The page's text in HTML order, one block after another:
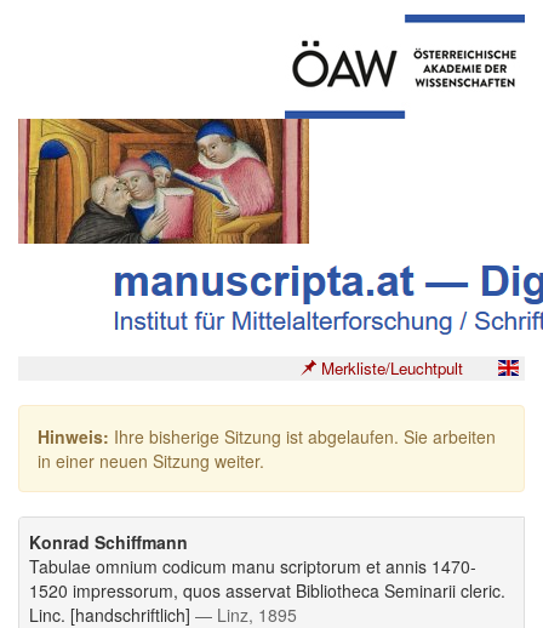
Merkliste/Leuchtpult
Hinweis: Ihre bisherige Sitzung ist abgelaufen. Sie arbeiten
in einer neuen Sitzung weiter.
Konrad Schiffmann
Tabulae omnium codicum manu scriptorum et annis 1470-
1520 impressorum, quos asservat Bibliotheca Seminarii cleric.
Linc. [handschriftlich] — Linz, 1895